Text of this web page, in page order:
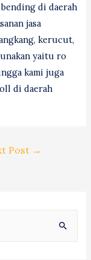
di daerah
jasa
kerucut,
yaitu ro
kami juga
di daerah
Post →